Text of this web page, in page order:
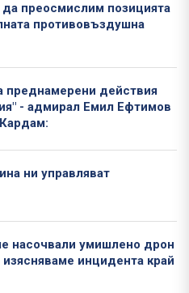
да преосмислим позицията
противовъздушна
преднамерени действия
- адмирал Емил Ефтимов
ни управляват
насочвали умишлено дрон
инцидента край